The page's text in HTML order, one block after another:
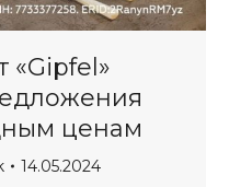
«Gipfel»
ценам
14.05.2024